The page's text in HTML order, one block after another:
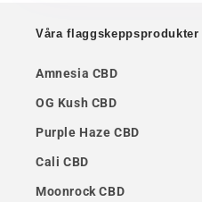
Våra flaggskeppsprodukter
Amnesia CBD
OG Kush CBD
Purple Haze CBD
Cali CBD
Moonrock CBD